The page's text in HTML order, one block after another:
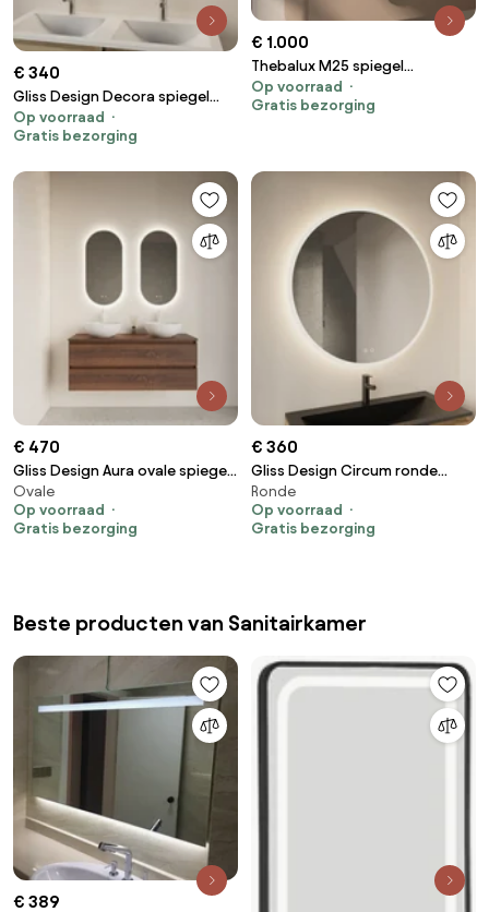
€ 340
Gliss Design Decora spiegel
met LED-verlichting en
verwarming 90x70cm
Op voorraad
Gratis bezorging
€ 1.000
Thebalux M25 spiegel
140x75cm met verlichting en
verwarming
Op voorraad
Gratis bezorging
€ 470
Gliss Design Aura ovale spiegel
40x100cm met LED-verlichting
en verwarming wit mat
Ovale
Op voorraad
Gratis bezorging
€ 360
Gliss Design Circum ronde
spiegel met LED-verlichting en
verwarming 60cm
Ronde
Op voorraad
Gratis bezorging
Beste producten van Sanitairkamer
€ 389